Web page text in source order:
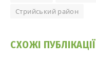
Стрийський район
СХОЖІ ПУБЛІКАЦІЇ